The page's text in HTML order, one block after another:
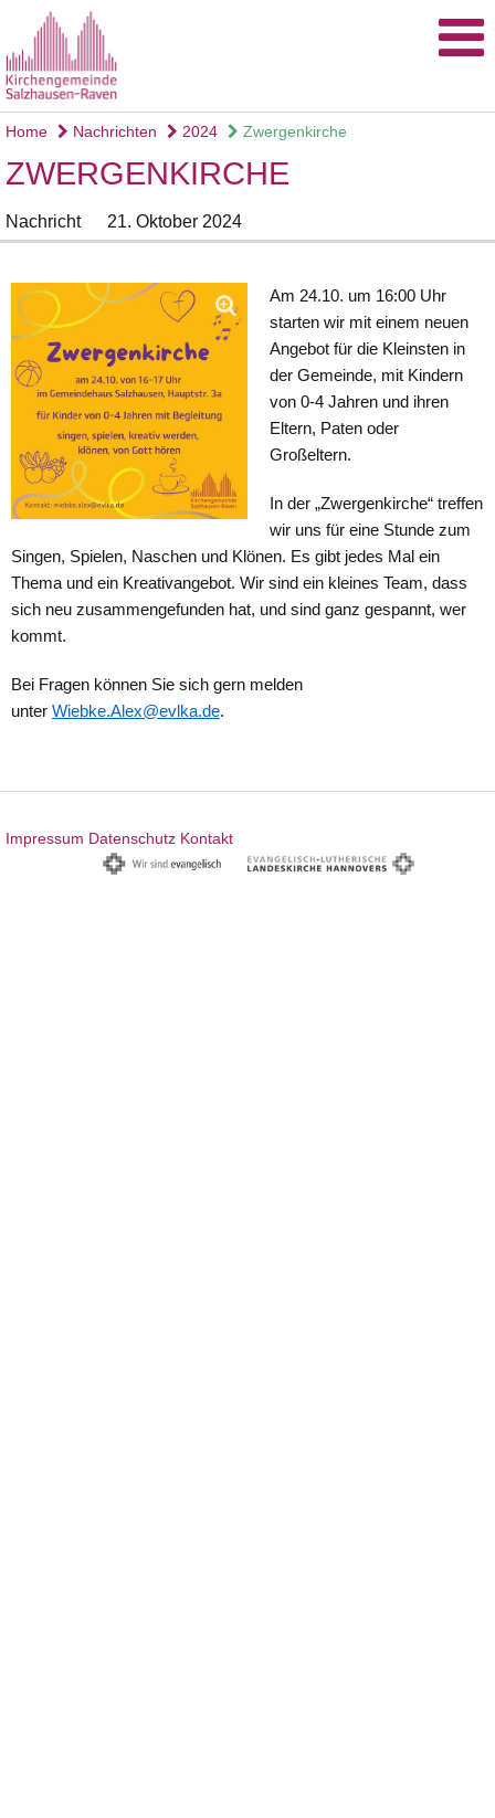
Home Nachrichten 2024 Zwergenkirche
ZWERGENKIRCHE
Nachricht 21. Oktober 2024
Am 24.10. um 16:00 Uhr
starten wir mit einem neuen
Angebot für die Kleinsten in
der Gemeinde, mit Kindern
von 0-4 Jahren und ihren
Eltern, Paten oder
Großeltern.
In der „Zwergenkirche“ treffen
wir uns für eine Stunde zum
Singen, Spielen, Naschen und Klönen. Es gibt jedes Mal ein
Thema und ein Kreativangebot. Wir sind ein kleines Team, dass
sich neu zusammengefunden hat, und sind ganz gespannt, wer
kommt.
Bei Fragen können Sie sich gern melden
unter Wiebke.Alex@evlka.de.
Impressum Datenschutz Kontakt